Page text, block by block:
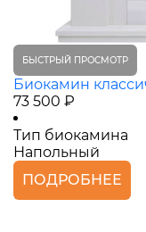
БЫСТРЫЙ ПРОСМОТР
Биокамин
73 500 ₽
Тип биокамина
Напольный
ПОДРОБНЕЕ